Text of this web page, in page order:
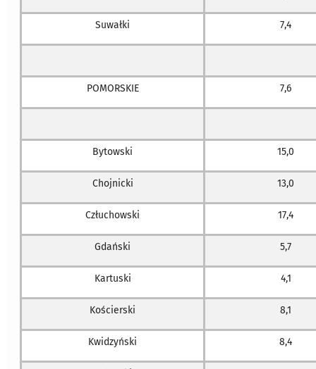
Suwałki 7,4
POMORSKIE 7,6
Bytowski 15,0
Chojnicki 13,0
Człuchowski 17,4
Gdański 5,7
Kartuski 4,1
Kościerski 8,1
Kwidzyński 8,4